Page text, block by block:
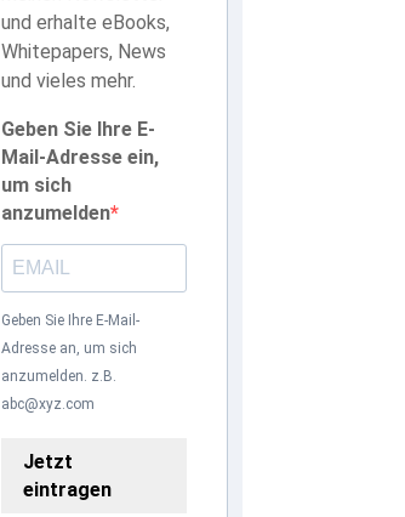
und erhalte eBooks,
Whitepapers, News
und vieles mehr.
Geben Sie Ihre E-
Mail-Adresse ein,
um sich
anzumelden
Geben Sie Ihre E-Mail-
Adresse an, um sich
anzumelden. z.B.
abc@xyz.com
Jetzt
eintragen